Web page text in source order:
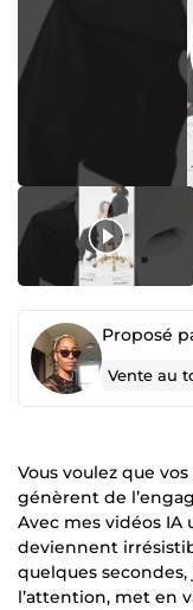
Proposé
Vente au
Vous voulez que
génèrent de
Avec mes vidéos IA
deviennent
quelques
l’attention, met en